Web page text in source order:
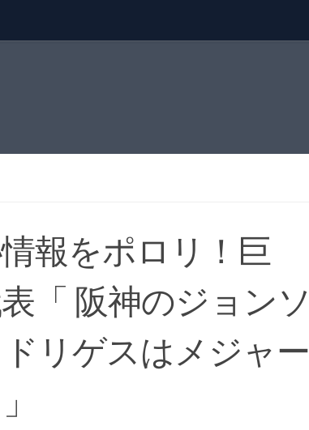
情報をポロリ！巨
「 阪神のジョンソ
リゲスはメジャー